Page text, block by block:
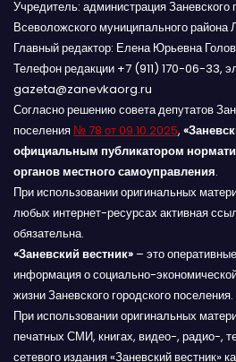
Учредитель: администрация Заневского
Всеволожского муниципального района
Главный редактор: Елена Юрьевна
Телефон редакции +7 (911) 170-06-33,
gazeta@zanevkaorg.ru
Согласно решению совета депутатов
поселения № 78 от 09.10.2025,
официальным публикатором
органов местного самоуправления.
При использовании оригинальных
любых интернет-ресурсах активная
обязательна.
«Заневский вестник» – это
информация о социально-
жизни Заневского городского поселения.
При использовании оригинальных
печатных СМИ, книгах, видео-, радио-,
сетевого издания «Заневский вестник»